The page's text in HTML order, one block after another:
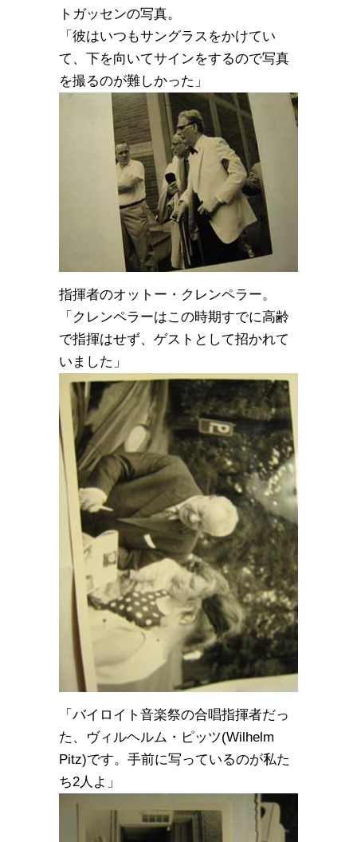
トガッセンの写真。
「彼はいつもサングラスをかけてい
て、下を向いてサインをするので写真
を撮るのが難しかった」
指揮者のオットー・クレンペラー。
「クレンペラーはこの時期すでに高齢
で指揮はせず、ゲストとして招かれて
いました」
「バイロイト音楽祭の合唱指揮者だっ
た、ヴィルヘルム・ピッツ(Wilhelm
Pitz)です。手前に写っているのが私た
ち2人よ」